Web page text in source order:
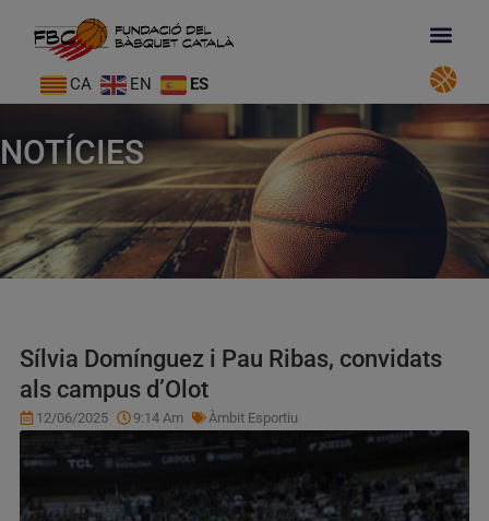
CA EN ES
NOTÍCIES
Sílvia Domínguez i Pau Ribas, convidats
als campus d’Olot
12/06/2025 9:14 Am Àmbit Esportiu